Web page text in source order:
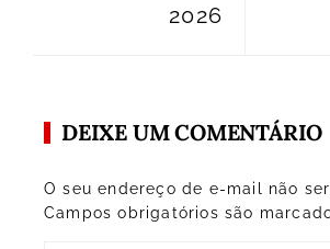
2026
DEIXE UM COMENTÁRIO
O seu endereço de e-mail não
Campos obrigatórios são